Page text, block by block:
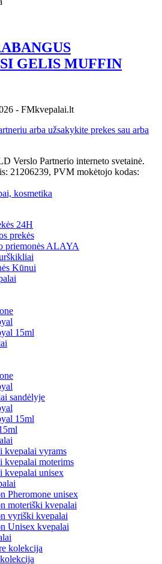
GELIS MUFFIN
- FMkvepalai.lt
arba užsakykite prekes sau arba
Verslo Partnerio interneto svetainė.
21206239, PVM mokėtojo kodas:
24H
prekės
priemonės ALAYA
Kūnui
15ml
sandėlyje
15ml
kvepalai vyrams
kvepalai moterims
kvepalai unisex
Pheromone unisex
moteriški kvepalai
vyriški kvepalai
Unisex kvepalai
kolekcija